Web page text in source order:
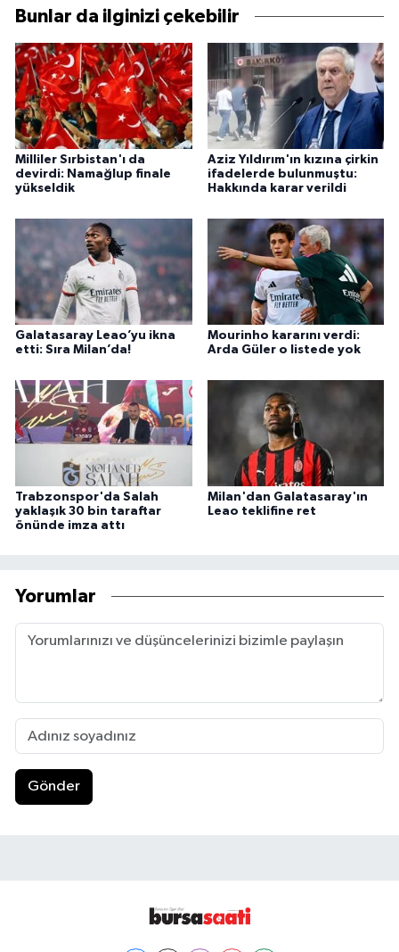
Bunlar da ilginizi çekebilir
Milliler Sırbistan'ı da
devirdi: Namağlup finale
yükseldik
Aziz Yıldırım'ın kızına çirkin
ifadelerde bulunmuştu:
Hakkında karar verildi
Galatasaray Leao’yu ikna
etti: Sıra Milan’da!
Mourinho kararını verdi:
Arda Güler o listede yok
Trabzonspor'da Salah
yaklaşık 30 bin taraftar
önünde imza attı
Milan'dan Galatasaray'ın
Leao teklifine ret
Yorumlar
Gönder